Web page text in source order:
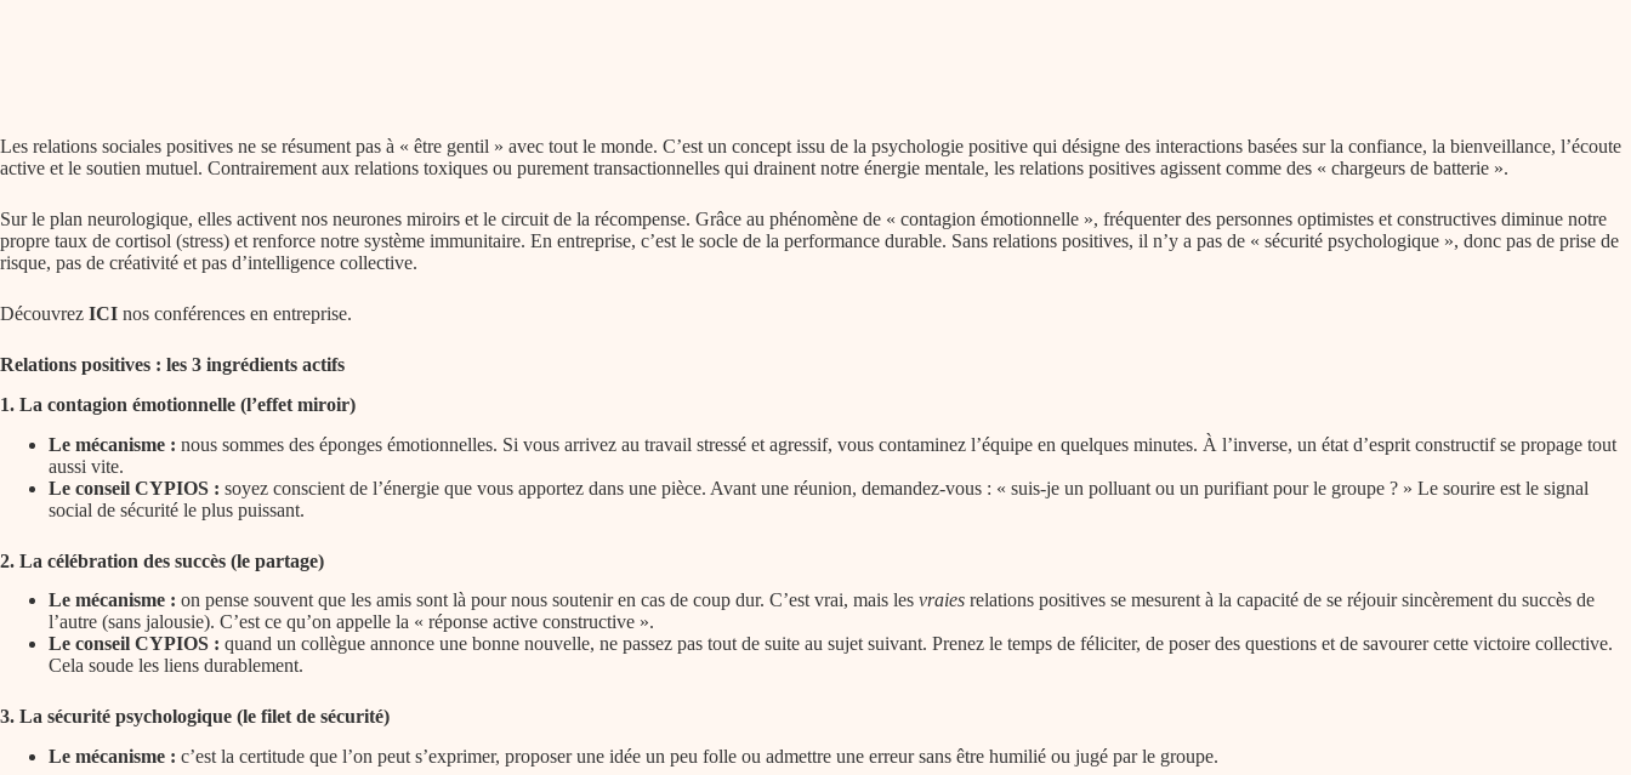
Les relations sociales positives ne se résument pas à « être gentil » avec tout le monde. C’est un concept issu de la psychologie positive qui désigne des interactions basées sur la confiance, la bienveillance, l’écoute
active et le soutien mutuel. Contrairement aux relations toxiques ou purement transactionnelles qui drainent notre énergie mentale, les relations positives agissent comme des « chargeurs de batterie ».
Sur le plan neurologique, elles activent nos neurones miroirs et le circuit de la récompense. Grâce au phénomène de « contagion émotionnelle », fréquenter des personnes optimistes et constructives diminue notre
propre taux de cortisol (stress) et renforce notre système immunitaire. En entreprise, c’est le socle de la performance durable. Sans relations positives, il n’y a pas de « sécurité psychologique », donc pas de prise de
risque, pas de créativité et pas d’intelligence collective.
Découvrez ICI nos conférences en entreprise.
Relations positives : les 3 ingrédients actifs
1. La contagion émotionnelle (l’effet miroir)
Le mécanisme : nous sommes des éponges émotionnelles. Si vous arrivez au travail stressé et agressif, vous contaminez l’équipe en quelques minutes. À l’inverse, un état d’esprit constructif se propage tout
aussi vite.
Le conseil CYPIOS : soyez conscient de l’énergie que vous apportez dans une pièce. Avant une réunion, demandez-vous : « suis-je un polluant ou un purifiant pour le groupe ? » Le sourire est le signal
social de sécurité le plus puissant.
2. La célébration des succès (le partage)
Le mécanisme : on pense souvent que les amis sont là pour nous soutenir en cas de coup dur. C’est vrai, mais les vraies relations positives se mesurent à la capacité de se réjouir sincèrement du succès de
l’autre (sans jalousie). C’est ce qu’on appelle la « réponse active constructive ».
Le conseil CYPIOS : quand un collègue annonce une bonne nouvelle, ne passez pas tout de suite au sujet suivant. Prenez le temps de féliciter, de poser des questions et de savourer cette victoire collective.
Cela soude les liens durablement.
3. La sécurité psychologique (le filet de sécurité)
Le mécanisme : c’est la certitude que l’on peut s’exprimer, proposer une idée un peu folle ou admettre une erreur sans être humilié ou jugé par le groupe.